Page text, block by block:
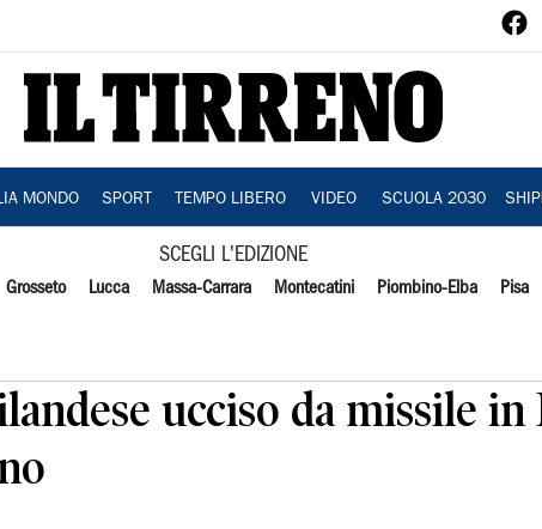
MONDO SPORT TEMPO LIBERO VIDEO SCUOLA 2030
SCEGLI L'EDIZIONE
Grosseto Lucca Massa-Carrara Montecatini Piombino-Elba Pisa
ucciso da missile in